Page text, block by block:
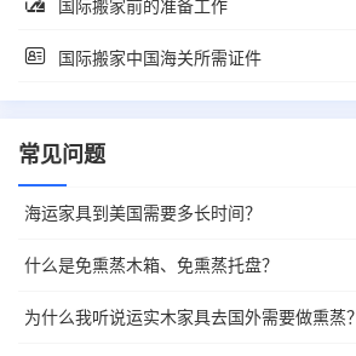
国际搬家前的准备工作
国际搬家中国海关所需证件
常见问题
海运家具到美国需要多长时间？
什么是免熏蒸木箱、免熏蒸托盘？
为什么我听说运实木家具去国外需要做熏蒸？